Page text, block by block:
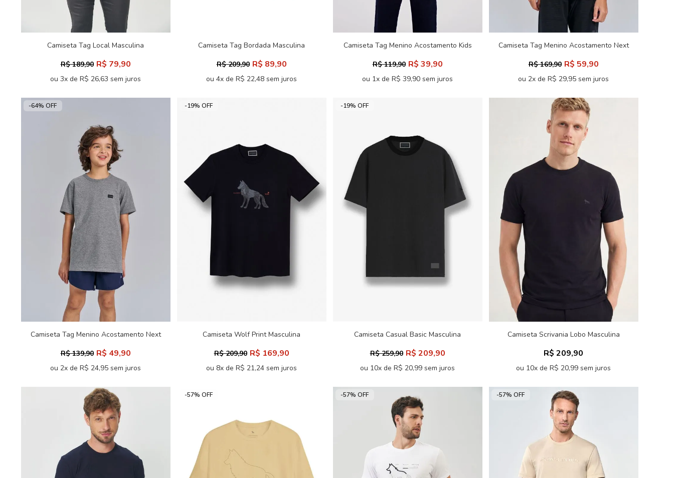
Camiseta Tag Local Masculina
R$ 189,90 R$ 79,90
ou 3x de R$ 26,63 sem juros
Camiseta Tag Bordada Masculina
R$ 209,90 R$ 89,90
ou 4x de R$ 22,48 sem juros
Camiseta Tag Menino Acostamento Kids
R$ 119,90 R$ 39,90
ou 1x de R$ 39,90 sem juros
Camiseta Tag Menino Acostamento Next
R$ 169,90 R$ 59,90
ou 2x de R$ 29,95 sem juros
-64% OFF
Camiseta Tag Menino Acostamento Next
R$ 139,90 R$ 49,90
ou 2x de R$ 24,95 sem juros
-19% OFF
Camiseta Wolf Print Masculina
R$ 209,90 R$ 169,90
ou 8x de R$ 21,24 sem juros
-19% OFF
Camiseta Casual Basic Masculina
R$ 259,90 R$ 209,90
ou 10x de R$ 20,99 sem juros
Camiseta Scrivania Lobo Masculina
R$ 209,90
ou 10x de R$ 20,99 sem juros
-57% OFF -57% OFF -57% OFF